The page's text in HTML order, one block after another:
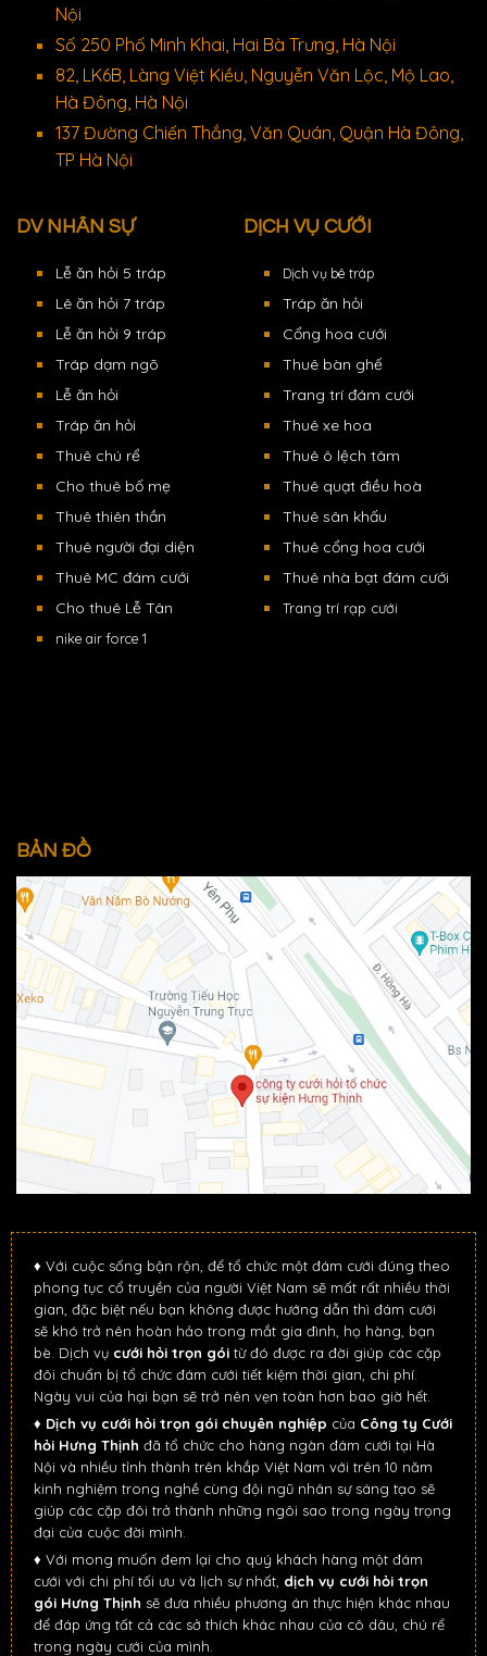
Nội
Số 250 Phố Minh Khai, Hai Bà Trưng, Hà Nội
82, LK6B, Làng Việt Kiều, Nguyễn Văn Lộc, Mộ Lao,
Hà Đông, Hà Nội
137 Đường Chiến Thắng, Văn Quán, Quận Hà Đông,
TP Hà Nội
DV NHÂN SỰ
Lễ ăn hỏi 5 tráp
Lê ăn hỏi 7 tráp
Lễ ăn hỏi 9 tráp
Tráp dạm ngõ
Lễ ăn hỏi
Tráp ăn hỏi
Thuê chú rể
Cho thuê bố mẹ
Thuê thiên thần
Thuê người đại diện
Thuê MC đám cưới
Cho thuê Lễ Tân
nike air force 1
DỊCH VỤ CƯỚI
Dịch vụ bê tráp
Tráp ăn hỏi
Cổng hoa cưới
Thuê bàn ghế
Trang trí đám cưới
Thuê xe hoa
Thuê ô lệch tâm
Thuê quạt điều hoà
Thuê sân khấu
Thuê cổng hoa cưới
Thuê nhà bạt đám cưới
Trang trí rạp cưới
BẢN ĐỒ
♦ Với cuộc sống bận rộn, để tổ chức một đám cưới đúng theo
phong tục cổ truyền của người Việt Nam sẽ mất rất nhiều thời
gian, đặc biệt nếu bạn không được hướng dẫn thì đám cưới
sẽ khó trở nên hoàn hảo trong mắt gia đình, họ hàng, bạn
bè. Dịch vụ cưới hỏi trọn gói từ đó được ra đời giúp các cặp
đôi chuẩn bị tổ chức đám cưới tiết kiệm thời gian, chi phí.
Ngày vui của hại bạn sẽ trở nên vẹn toàn hơn bao giờ hết.
♦ Dịch vụ cưới hỏi trọn gói chuyên nghiệp của Công ty Cưới
hỏi Hưng Thịnh đã tổ chức cho hàng ngàn đám cưới tại Hà
Nội và nhiều tỉnh thành trên khắp Việt Nam với trên 10 năm
kinh nghiệm trong nghề cùng đội ngũ nhân sự sáng tạo sẽ
giúp các cặp đôi trở thành những ngôi sao trong ngày trọng
đại của cuộc đời mình.
♦ Với mong muốn đem lại cho quý khách hàng một đám
cưới với chi phí tối ưu và lịch sự nhất, dịch vụ cưới hỏi trọn
gói Hưng Thịnh sẽ đưa nhiều phương án thực hiện khác nhau
để đáp ứng tất cả các sở thích khác nhau của cô dâu, chú rể
trong ngày cưới của mình.